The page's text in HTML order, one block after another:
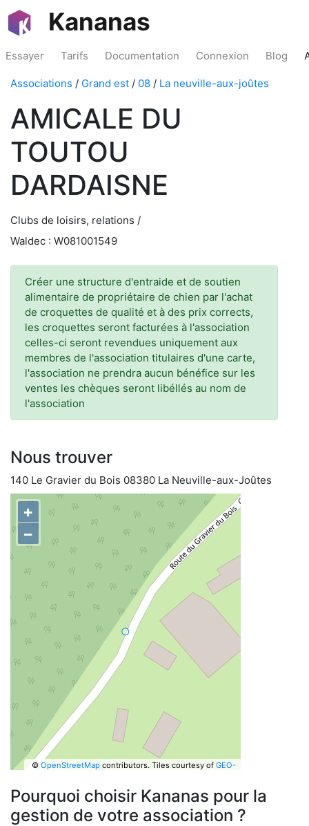
Kananas
Essayer Tarifs Documentation Connexion Blog
Associations / Grand est / 08 / La neuville-aux-joûtes
AMICALE DU
TOUTOU
DARDAISNE
Clubs de loisirs, relations /
Waldec : W081001549
Créer une structure d'entraide et de soutien
alimentaire de propriétaire de chien par l'achat
de croquettes de qualité et à des prix corrects,
les croquettes seront facturées à l'association
celles-ci seront revendues uniquement aux
membres de l'association titulaires d'une carte,
l'association ne prendra aucun bénéfice sur les
ventes les chèques seront libéllés au nom de
l'association
Nous trouver
140 Le Gravier du Bois 08380 La Neuville-aux-Joûtes
+
−
© OpenStreetMapcontributors. Tiles courtesy of GEO-
Pourquoi choisir Kananas pour la
gestion de votre association ?